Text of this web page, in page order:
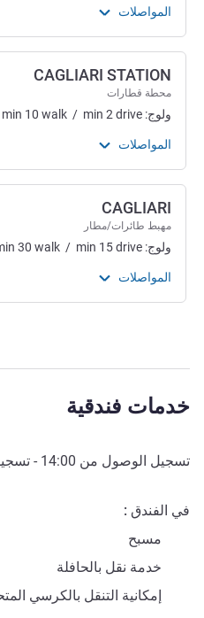
المواصلات
CAGLIARI STATION
محطة قطارات
ولوج: min 10 walk / min 2 drive
المواصلات
CAGLIARI
مهبط طائرات/مطار
ولوج: 30 walk / min 15drive
المواصلات
خدمات فندقية
تسجيل الوصول من 14:00
-
في الفندق
مسبح
خدمة نقل بالحافلة
إمكانية التنقل بالكرسي